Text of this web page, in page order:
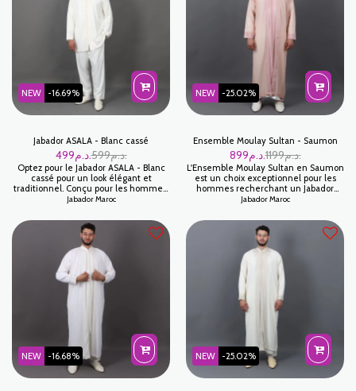
NEW -16.69%
Jabador ASALA - Blanc cassé
599 د.م. 499 د.م.
Optez pour le Jabador ASALA - Blanc
cassé pour un look élégant et
traditionnel. Conçu pour les hommes,
ce jabador allie parfaitement le
matières de qualité supérieure. Idéal
pour les cérémonies ou les sorties
quotidiennes, il ajoute une touche de
classe à toute tenue.
Jabador Maroc
NEW -25.02%
Ensemble Moulay Sultan - Saumon
1199 د.م. 899 د.م.
L'Ensemble Moulay Sultan en Saumon
est un choix exceptionnel pour les
hommes recherchant un Jabador
élégant et sophistiqué. Confectionné
haute qualité, cet ensemble offre à la
fois confort et style. Idéal pour les
occasions spéciales ou comme tenue
traditionnelle raffinée, ce Jabador est
un incontournable.
Jabador Maroc
NEW -16.68% NEW -25.02%